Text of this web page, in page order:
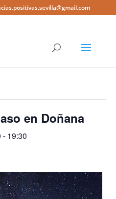
en Doñana
- 19:30